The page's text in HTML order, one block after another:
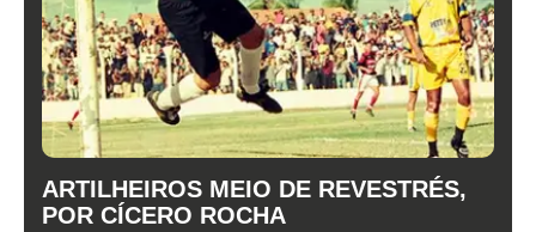
ARTILHEIROS MEIO DE REVESTRÉS,
POR CÍCERO ROCHA